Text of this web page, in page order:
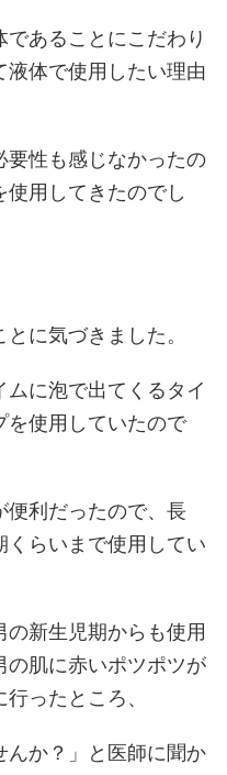
あることにこだわり
液体で使用したい理由
要性も感じなかったの
用してきたのでし
に気づきました。
に泡で出てくるタイ
を使用していたので
便利だったので、長
らいまで使用してい
新生児期からも使用
の肌に赤いポツポツが
ったところ、
んか？」と医師に聞か